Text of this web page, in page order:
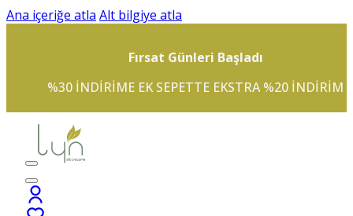
Ana içeriğe atla Alt bilgiye atla
Fırsat Günleri Başladı
%30 INDIRIME EK SEPETTE EKSTRA %20 INDIRIM